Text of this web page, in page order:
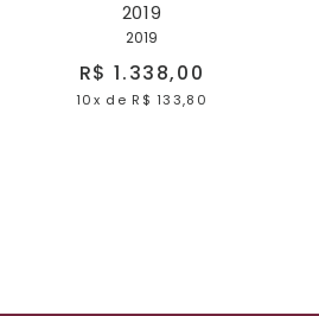
2019
2019
R$ 1.338,00
10x de R$ 133,80